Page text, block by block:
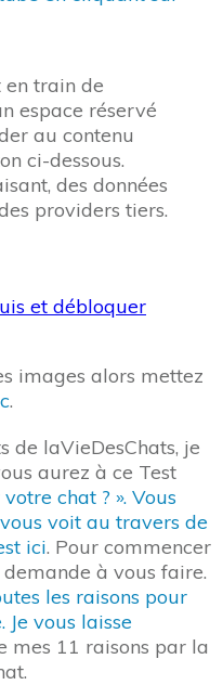
en train de
espace réservé
au contenu
ci-dessous.
des données
providers tiers.
et débloquer
images alors mettez
.
de laVieDesChats, je
aurez à ce Test
chat ? ». Vous
voit au travers de
ici. Pour commencer
demande à vous faire.
les raisons pour
vous laisse
mes 11 raisons par la